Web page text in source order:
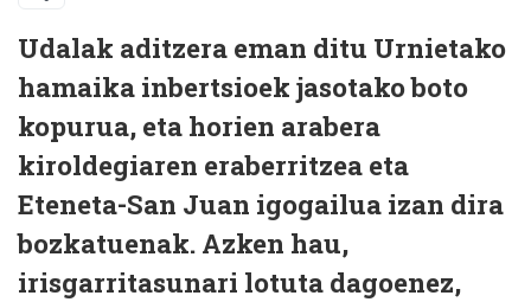
Udalak aditzera eman ditu Urnietako
hamaika inbertsioek jasotako boto
kopurua, eta horien arabera
kiroldegiaren eraberritzea eta
Eteneta-San Juan igogailua izan dira
bozkatuenak. Azken hau,
irisgarritasunari lotuta dagoenez,